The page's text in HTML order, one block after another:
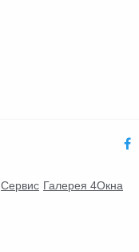
Сервис Галерея 4Окна